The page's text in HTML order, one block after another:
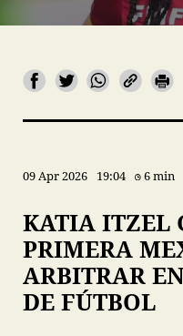
09 Apr 2026 19:04 6 min
KATIA ITZEL
PRIMERA
ARBITRAR
DE FÚTBOL